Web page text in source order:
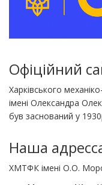
Офіційний
Харківського
імені Олександра
був заснований у
Наша
ХМТФК імені О.О.